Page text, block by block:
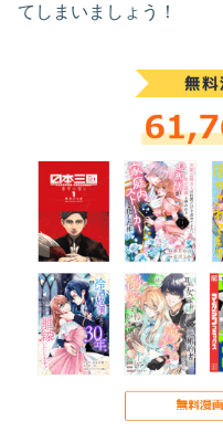
てしまいましょう！